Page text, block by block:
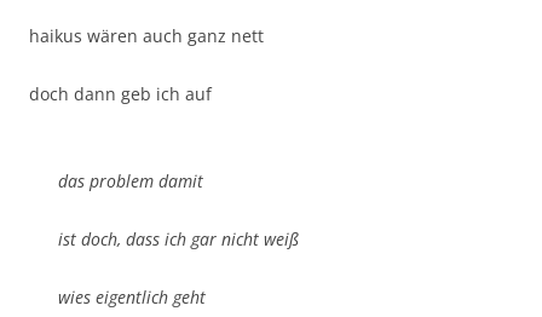
haikus wären auch ganz nett
doch dann geb ich auf
das problem damit
ist doch, dass ich gar nicht weiß
wies eigentlich geht